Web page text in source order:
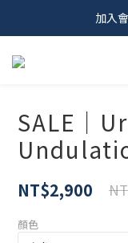
加入
SALE｜
NT$2,900
顏色